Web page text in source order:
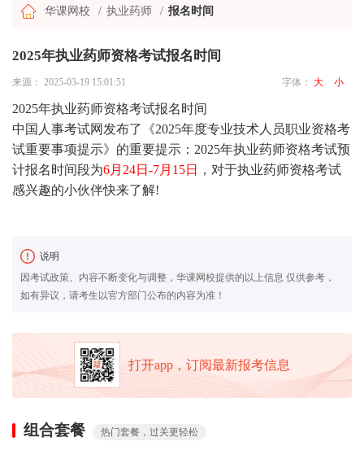
华课网校 执业药师 报名时间
2025年执业药师资格考试报名时间
来源： 2025-03-19 15:01:51 字体： 大 小
2025年执业药师资格考试报名时间
中国人事考试网发布了《2025年度专业技术人员职业资格考
试重要事项提示》的重要提示：2025年执业药师资格考试预
计报名时间段为6月24日-7月15日
，对于执业药师资格考试
感兴趣的小伙伴快来了解!
说明
因考试政策、内容不断变化与调整，华课网校提供的以上信息 仅供参考，
如有异议，请考生以官方部门公布的内容为准！
打开app，订阅最新报考信息
组合套餐 热门套餐，过关更轻松